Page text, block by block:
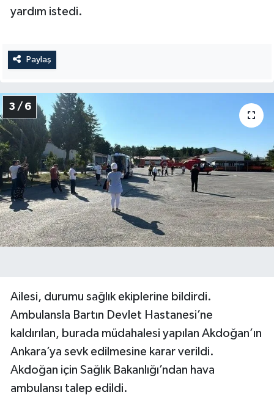
yardım istedi.
Paylaş
3 / 6
Ailesi, durumu sağlık ekiplerine bildirdi.
Ambulansla Bartın Devlet Hastanesi’ne
kaldırılan, burada müdahalesi yapılan Akdoğan’ın
Ankara’ya sevk edilmesine karar verildi.
Akdoğan için Sağlık Bakanlığı’ndan hava
ambulansı talep edildi.